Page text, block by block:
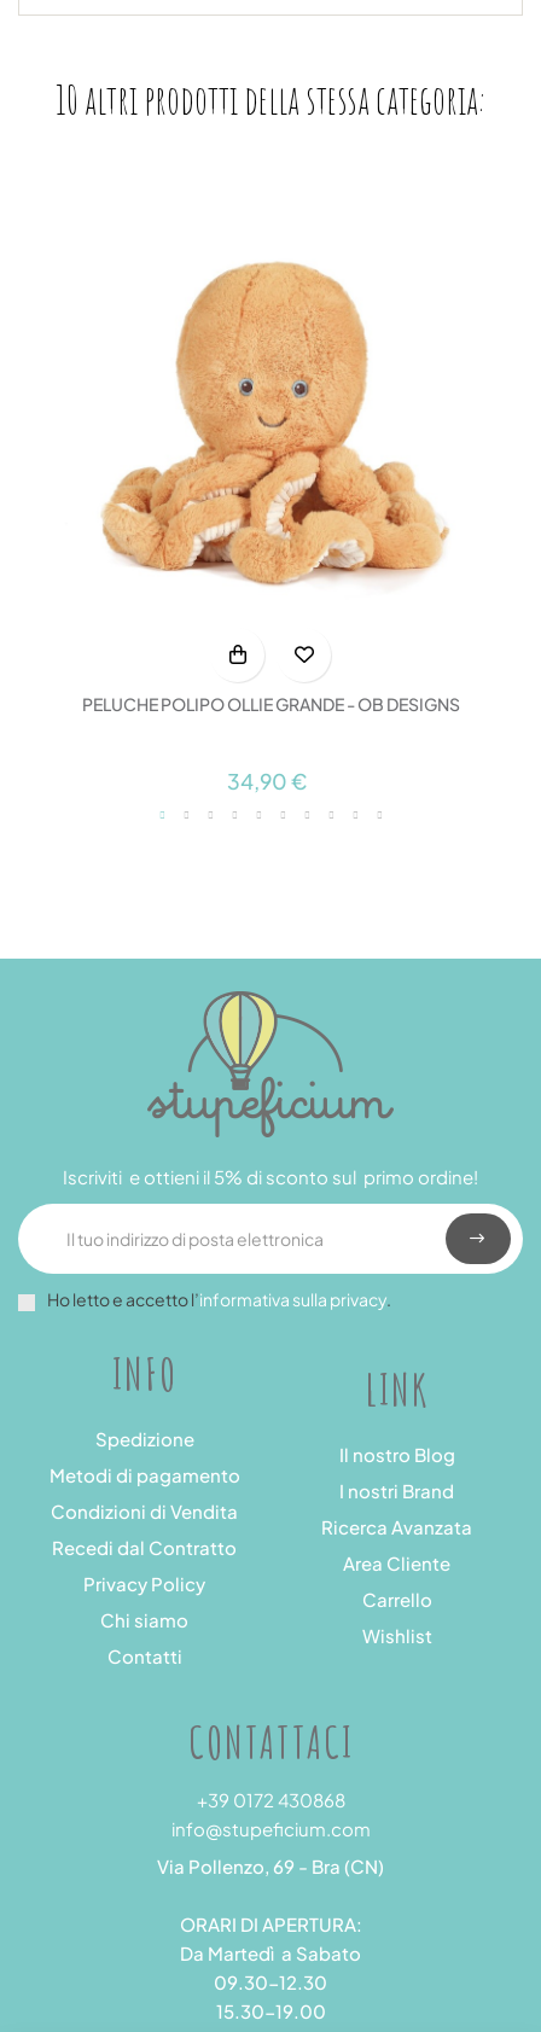
10 altri prodotti della stessa categoria:
PELUCHE POLIPO OLLIE GRANDE - OB DESIGNS
34,90 €
INFO
Spedizione
Metodi di pagamento
Condizioni di Vendita
Recedi dal Contratto
Privacy Policy
Chi siamo
Contatti
LINK
Il nostro Blog
I nostri Brand
Ricerca Avanzata
Area Cliente
Carrello
Wishlist
Iscriviti e ottieni il 5% di sconto sul primo ordine!
Ho letto e accetto l’informativa sulla privacy.
CONTATTACI
+39 0172 430868
info@stupeficium.com
Via Pollenzo, 69 - Bra (CN)
ORARI DI APERTURA:
Da Martedì a Sabato
09.30-12.30
15.30-19.00